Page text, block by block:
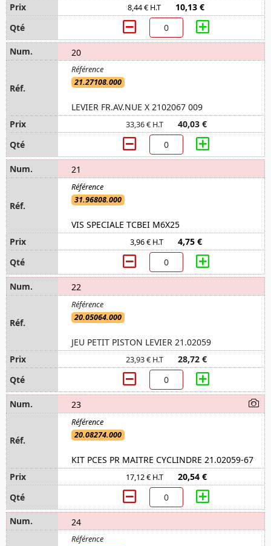
8,44 € H.T 10,13 €
20
21.27108.000
LEVIER FR.AV.NUE X 2102067 009
33,36 € H.T 40,03 €
21
31.96808.000
VIS SPECIALE TCBEI M6X25
3,96 € H.T 4,75 €
22
20.05064.000
JEU PETIT PISTON LEVIER 21.02059
23,93 € H.T 28,72 €
23
20.08274.000
KIT PCES PR MAITRE CYCLINDRE 21.02059-67
17,12 € H.T 20,54 €
24